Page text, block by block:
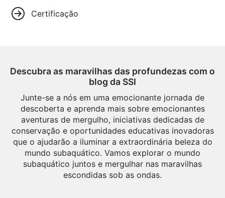
Certificação
Descubra as maravilhas das profundezas com o
blog da SSI
Junte-se a nós em uma emocionante jornada de
descoberta e aprenda mais sobre emocionantes
aventuras de mergulho, iniciativas dedicadas de
conservação e oportunidades educativas inovadoras
que o ajudarão a iluminar a extraordinária beleza do
mundo subaquático. Vamos explorar o mundo
subaquático juntos e mergulhar nas maravilhas
escondidas sob as ondas.